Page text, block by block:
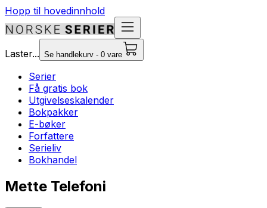
Hopp til hovedinnhold
Laster... Se handlekurv - 0 vare
Serier
Få gratis bok
Utgivelseskalender
Bokpakker
E-bøker
Forfattere
Serieliv
Bokhandel
Mette Telefoni